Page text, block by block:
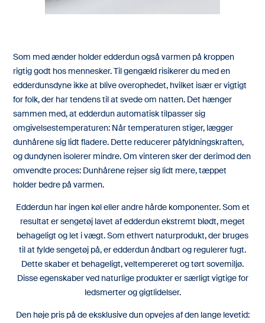
Som med ænder holder edderdun også varmen på kroppen
rigtig godt hos mennesker. Til gengæld risikerer du med en
edderdunsdyne ikke at blive overophedet, hvilket især er vigtigt
for folk, der har tendens til at svede om natten. Det hænger
sammen med, at edderdun automatisk tilpasser sig
omgivelsestemperaturen: Når temperaturen stiger, lægger
dunhårene sig lidt fladere. Dette reducerer påfyldningskraften,
og dundynen isolerer mindre. Om vinteren sker der derimod den
omvendte proces: Dunhårene rejser sig lidt mere, tæppet
holder bedre på varmen.
Edderdun har ingen køl eller andre hårde komponenter. Som et
resultat er sengetøj lavet af edderdun ekstremt blødt, meget
behageligt og let i vægt. Som ethvert naturprodukt, der bruges
til at fylde sengetøj på, er edderdun åndbart og regulerer fugt.
Dette skaber et behageligt, veltempereret og tørt sovemiljø.
Disse egenskaber ved naturlige produkter er særligt vigtige for
ledsmerter og gigtlidelser.
Den høje pris på de eksklusive dun opvejes af den lange levetid: